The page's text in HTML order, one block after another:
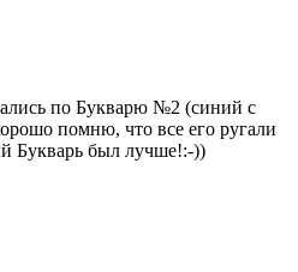
по Букварю №2 (синий с
помню, что все его ругали
Букварь был лучше!:-))